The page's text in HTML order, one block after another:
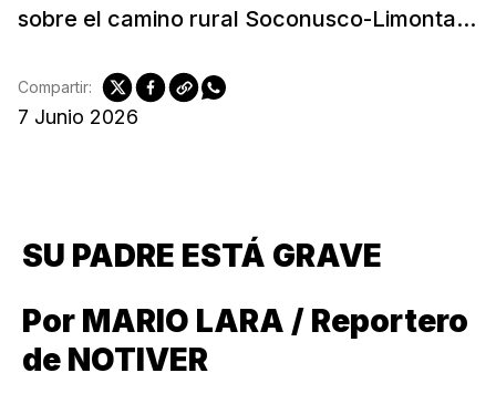
sobre el camino rural Soconusco-Limonta...
7 Junio 2026
Compartir:
SU PADRE ESTÁ GRAVE
Por MARIO LARA / Reportero
de NOTIVER